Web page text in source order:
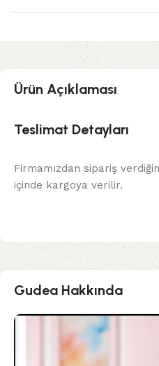
Ürün Açıklaması
Teslimat Detayları
Firmamızdan sipariş
içinde kargoya verilir.
Gudea Hakkında